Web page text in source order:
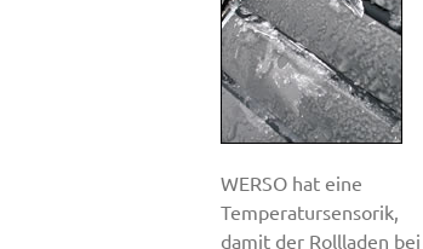
WERSO hat eine
Temperatursensorik,
damit der Rollladen bei